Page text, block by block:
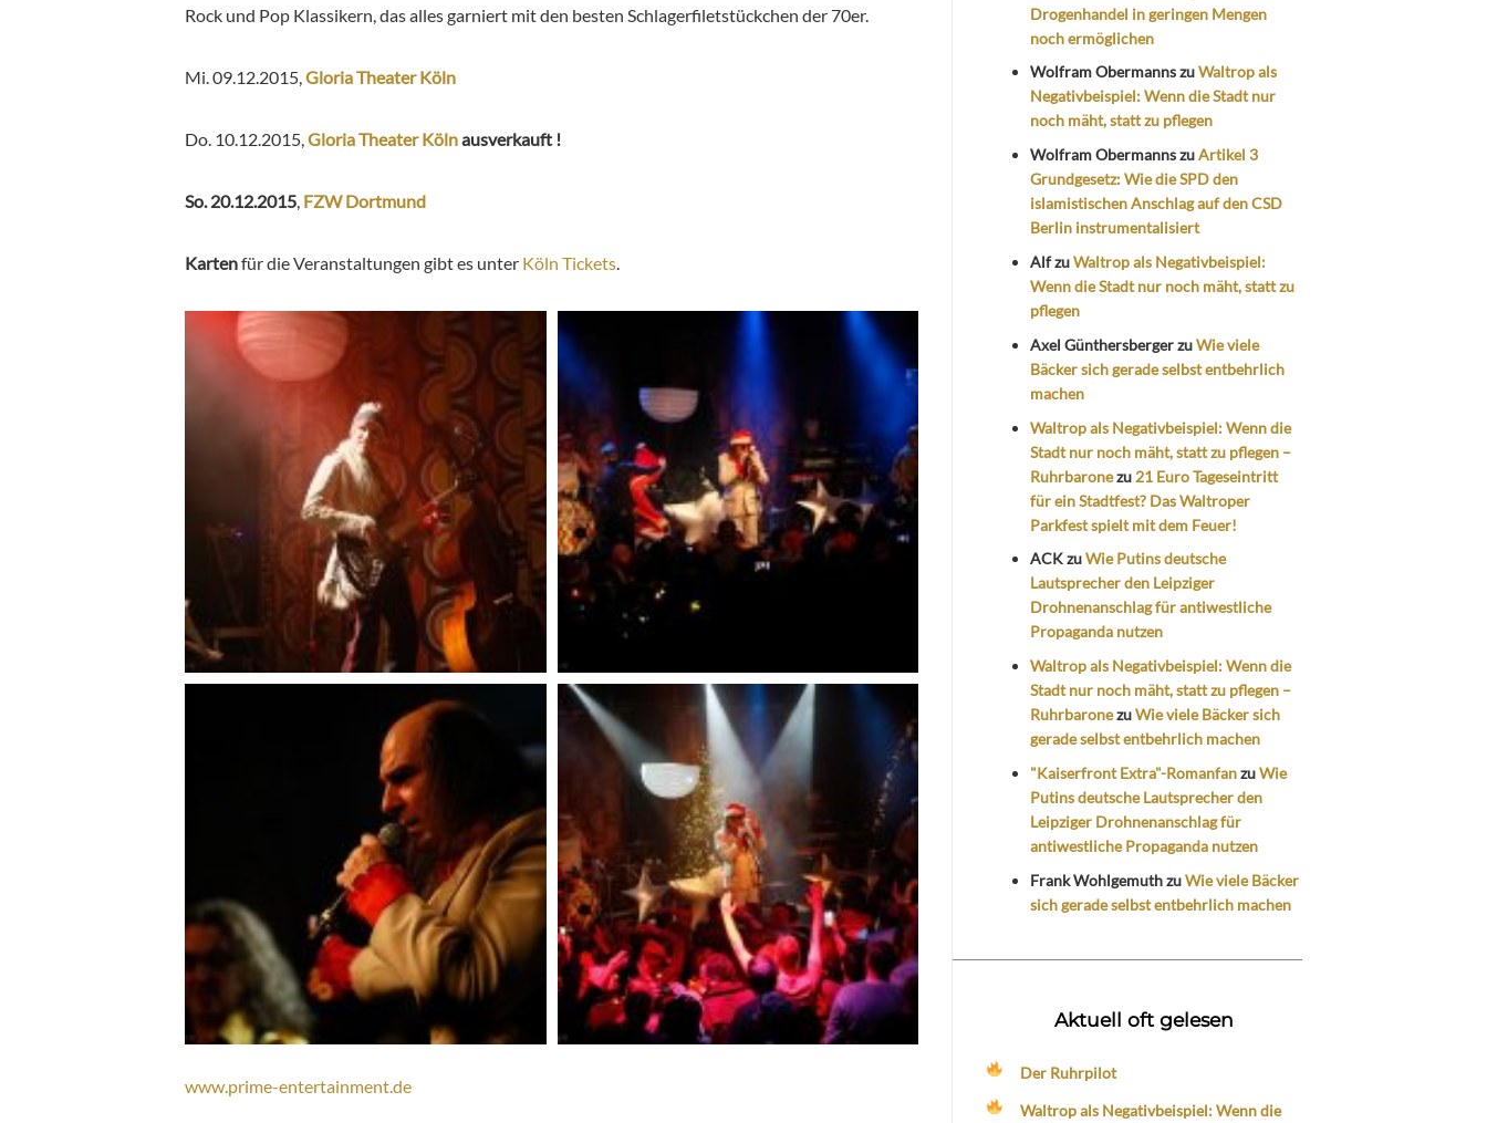
Rock und Pop Klassikern, das alles garniert mit den besten Schlagerfiletstückchen der 70er.
Mi. 09.12.2015,Gloria Theater Köln
Do. 10.12.2015,Gloria Theater Kölnausverkauft !
So. 20.12.2015, FZW Dortmund
Kartenfür die Veranstaltungen gibt es unter Köln Tickets.
www.prime-entertainment.de
Drogenhandel in geringen Mengen
noch ermöglichen
Wolfram ObermannszuWaltrop als
Negativbeispiel: Wenn die Stadt nur
noch mäht, statt zu pflegen
Wolfram ObermannszuArtikel 3
Grundgesetz: Wie die SPD den
islamistischen Anschlag auf den CSD
Berlin instrumentalisiert
AlfzuWaltrop als Negativbeispiel:
Wenn die Stadt nur noch mäht, statt zu
pflegen
Axel GünthersbergerzuWie viele
Bäcker sich gerade selbst entbehrlich
machen
Waltrop als Negativbeispiel: Wenn die
Stadt nur noch mäht, statt zu pflegen –
Ruhrbaronezu 21 Euro Tageseintritt
für ein Stadtfest? Das Waltroper
Parkfest spielt mit dem Feuer!
ACKzuWie Putins deutsche
Lautsprecher den Leipziger
Drohnenanschlag für antiwestliche
Propaganda nutzen
Waltrop als Negativbeispiel: Wenn die
Stadt nur noch mäht, statt zu pflegen –
RuhrbaronezuWie viele Bäcker sich
gerade selbst entbehrlich machen
"Kaiserfront Extra"-RomanfanzuWie
Putins deutsche Lautsprecher den
Leipziger Drohnenanschlag für
antiwestliche Propaganda nutzen
Frank WohlgemuthzuWie viele Bäcker
sich gerade selbst entbehrlich machen
Aktuell oft gelesen
Der Ruhrpilot
Waltrop als Negativbeispiel: Wenn die